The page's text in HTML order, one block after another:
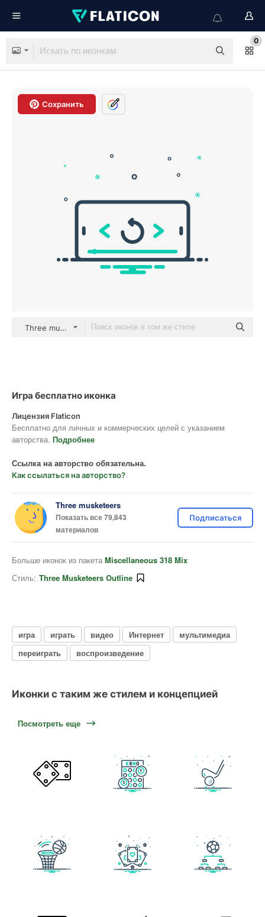
0
Сохранить
Three musketeers outline
Игра бесплатно иконка
Лицензия Flaticon
Бесплатно для личных и коммерческих целей с указанием
авторства. Подробнее
Ссылка на авторство обязательна.
Как ссылаться на авторство?
Three musketeers
Показать все 79,843
материалов
Подписаться
Больше иконок из пакета Miscellaneous 318 Mix
Стиль: Three Musketeers Outline
игра играть видео Интернет
мультимедиа
переиграть
воспроизведение
Иконки с таким же стилем и концепцией
Посмотреть еще